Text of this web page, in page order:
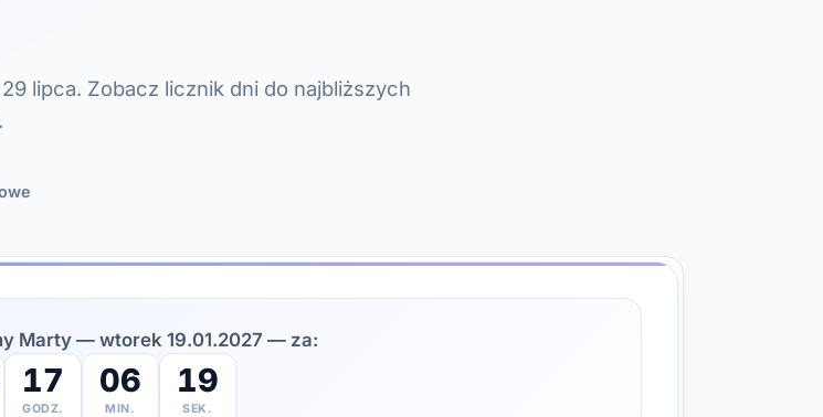
lipca. Zobacz licznik dni do najbliższych
Marty — wtorek 19.01.2027 — za:
17
GODZ.
06
MIN.
18
SEK.